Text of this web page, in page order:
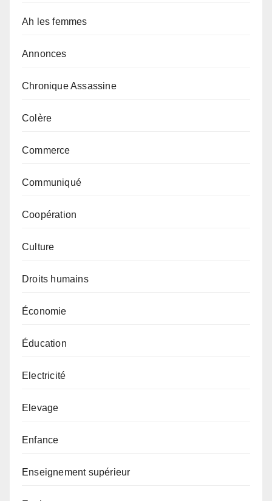
Ah les femmes
Annonces
Chronique Assassine
Colère
Commerce
Communiqué
Coopération
Culture
Droits humains
Économie
Éducation
Electricité
Elevage
Enfance
Enseignement supérieur